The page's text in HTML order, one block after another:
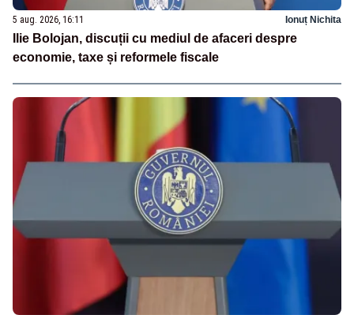
5 aug. 2026, 16:11 Ionuț Nichita
Ilie Bolojan, discuții cu mediul de afaceri despre
economie, taxe și reformele fiscale